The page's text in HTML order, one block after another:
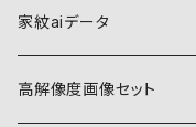
家紋aiデータ
自然紋
高解像度画像セット